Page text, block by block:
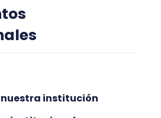
institución